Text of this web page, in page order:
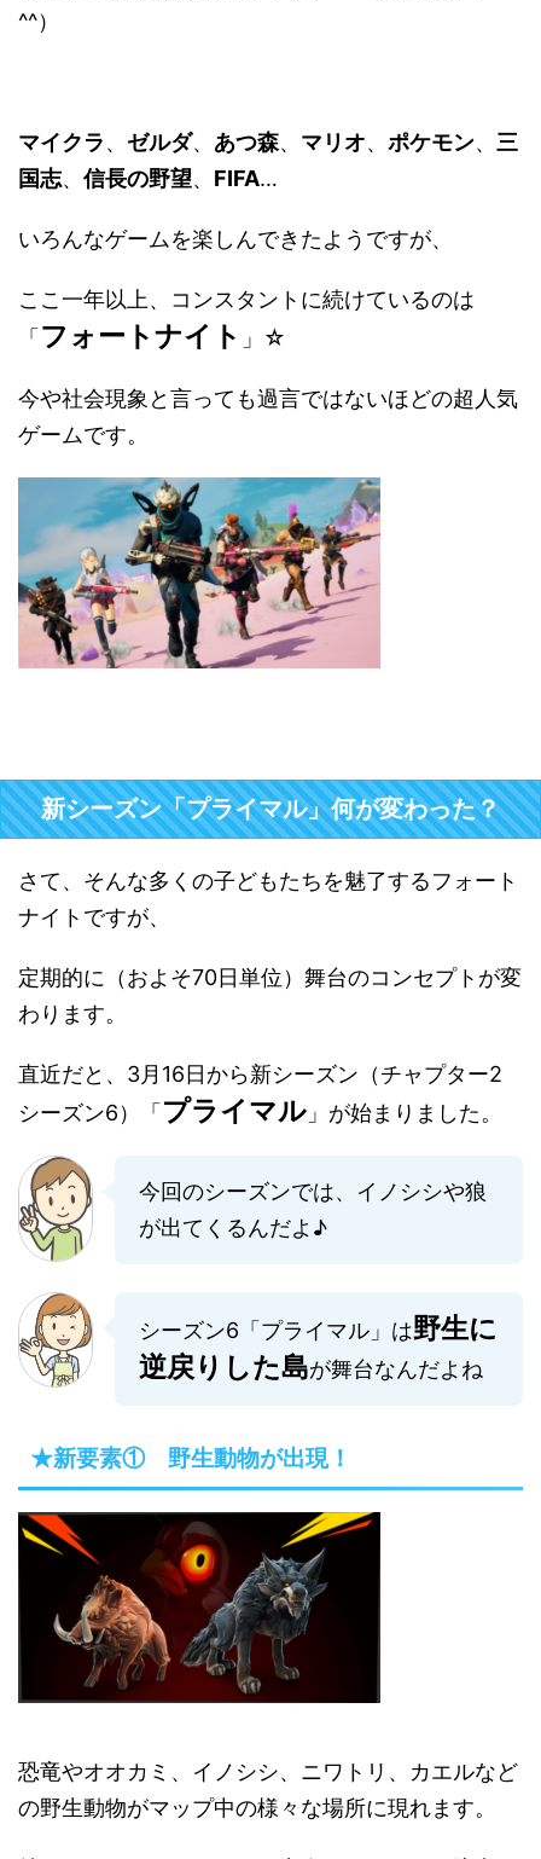
^^）
マイクラ、 ゼルダ、 あつ森、 マリオ、 ポケモン、 三
国志、 信長の野望、 FIFA…
いろんなゲームを楽しんできたようですが、
ここ一年以上、コンスタントに続けているのは
「 フォートナイト 」☆
今や社会現象と言っても過言ではないほどの超人気
ゲームです。
新シーズン「プライマル」何が変わった？
さて、そんな多くの子どもたちを魅了するフォート
ナイトですが、
定期的に（およそ70日単位）舞台のコンセプトが変
わります。
直近だと、3月16日から新シーズン（チャプター2
シーズン6）「 プライマル 」が始まりました。
今回のシーズンでは、イノシシや狼
が出てくるんだよ♪
シーズン6「プライマル」は野生に
逆戻りした島が舞台なんだよね
★新要素① 野生動物が出現！
恐竜やオオカミ、イノシシ、ニワトリ、カエルなど
の野生動物がマップ中の様々な場所に現れます。